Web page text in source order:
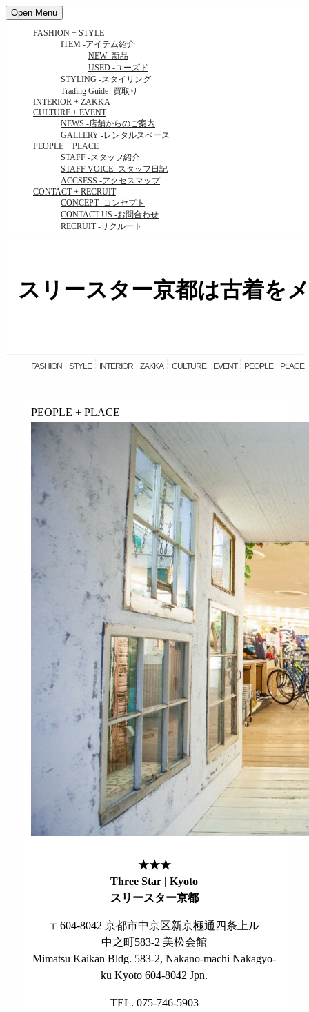
Open Menu
FASHION + STYLE
ITEM -アイテム紹介
NEW-新品
USED -ユーズド
STYLING -スタイリング
Trading Guide -買取り
INTERIOR + ZAKKA
CULTURE + EVENT
NEWS -店舗からのご案内
GALLERY -レンタルスペース
PEOPLE + PLACE
STAFF -スタッフ紹介
STAFF VOICE -スタッフ日記
ACCSESS -アクセスマップ
CONTACT + RECRUIT
CONCEPT-コンセプト
CONTACT US -お問合わせ
RECRUIT-リクルート
スリースター京都は古着を
FASHION + STYLE INTERIOR + ZAKKA CULTURE + EVENT PEOPLE + PLACE
PEOPLE + PLACE
★★★
Three Star | Kyoto
スリースター京都
〒604-8042 京都市中京区新京極通四条上ル
中之町583-2 美松会館
Mimatsu Kaikan Bldg. 583-2, Nakano-machi Nakagyo-
ku Kyoto 604-8042 Jpn.
TEL. 075-746-5903